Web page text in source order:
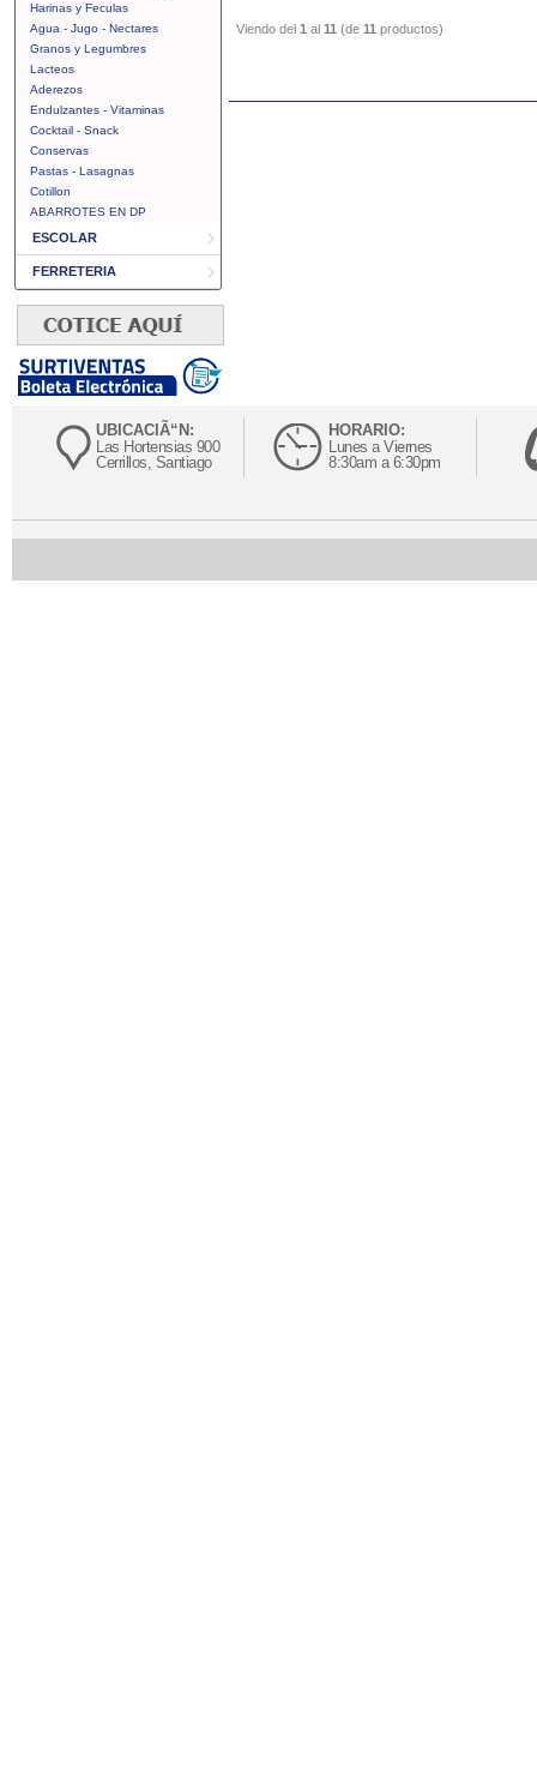
Harinas y Feculas
Agua - Jugo - Nectares
Granos y Legumbres
Lacteos
Aderezos
Endulzantes - Vitaminas
Cocktail - Snack
Conservas
Pastas - Lasagnas
Cotillon
ABARROTES EN DP
ESCOLAR
FERRETERIA
Viendo del 1 al 11 (de 11 productos)
UBICACIÃ“N:
Las Hortensias 900
Cerrillos, Santiago
HORARIO:
Lunes a Viernes
8:30am a 6:30pm